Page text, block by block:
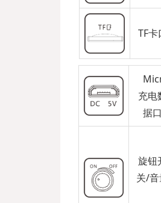
TF卡
充电
据口
旋钮
关/